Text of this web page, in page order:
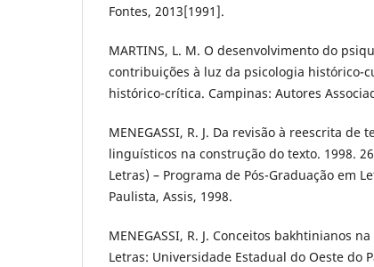
Fontes, 2013[1991].
MARTINS, L. M. O desenvolvimento do
contribuições à luz da psicologia histórico-
histórico-crítica. Campinas: Autores
MENEGASSI, R. J. Da revisão à reescrita de
linguísticos na construção do texto. 1998.
Letras) – Programa de Pós-Graduação em
Paulista, Assis, 1998.
MENEGASSI, R. J. Conceitos bakhtinianos
Letras: Universidade Estadual do Oeste do